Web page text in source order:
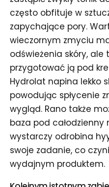
często obfituje w
zapychające pory.
wieczornym zmyciu
odświeżenia skóry, ale
przygotować ją pod
Hydrolat napina lekko
powodując spłycenie
wygląd. Rano także
baza pod całodzienny
wystarczy odrobina
swoje zadanie, co
wydajnym produktem.